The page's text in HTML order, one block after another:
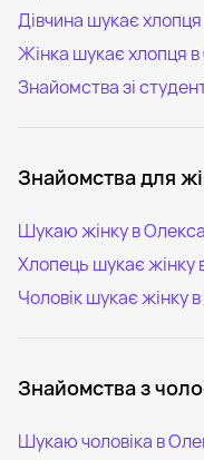
Дівчина шукає
Жінка шукає хлопця
Знайомства зі
Знайомства для
Шукаю жінку в
Хлопець шукає жінку
Чоловік шукає жінку
Знайомства з
Шукаю чоловіка в